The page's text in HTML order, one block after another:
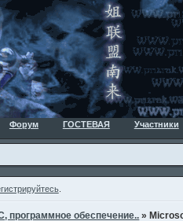
Форум ГОСТЕВАЯ Участники
.
программное обеспечение.. »